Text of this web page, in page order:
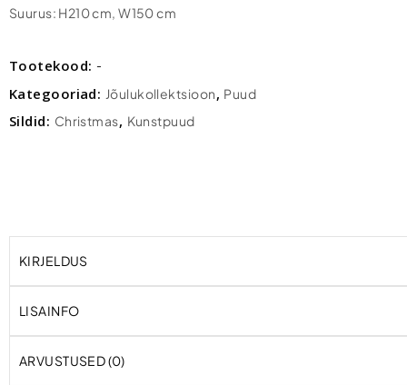
Suurus: H210 cm, W150 cm
Tootekood: -
Kategooriad: Jõulukollektsioon, Puud
Sildid: Christmas, Kunstpuud
KIRJELDUS
LISAINFO
ARVUSTUSED (0)